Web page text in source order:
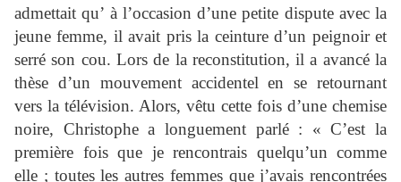
admettait qu’ à l’occasion d’une petite dispute avec la
jeune femme, il avait pris la ceinture d’un peignoir et
serré son cou. Lors de la reconstitution, il a avancé la
thèse d’un mouvement accidentel en se retournant
vers la télévision. Alors, vêtu cette fois d’une chemise
noire, Christophe a longuement parlé : « C’est la
première fois que je rencontrais quelqu’un comme
elle ; toutes les autres femmes que j’avais rencontrées